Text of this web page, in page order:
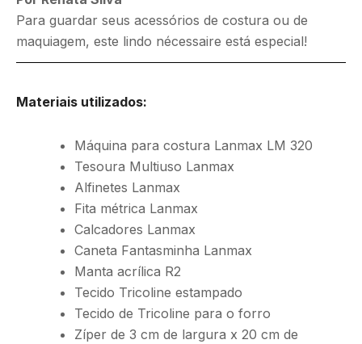
Para guardar seus acessórios de costura ou de
maquiagem, este lindo nécessaire está especial!
Materiais utilizados:
Máquina para costura Lanmax LM 320
Tesoura Multiuso Lanmax
Alfinetes Lanmax
Fita métrica Lanmax
Calcadores Lanmax
Caneta Fantasminha Lanmax
Manta acrílica R2
Tecido Tricoline estampado
Tecido de Tricoline para o forro
Zíper de 3 cm de largura x 20 cm de